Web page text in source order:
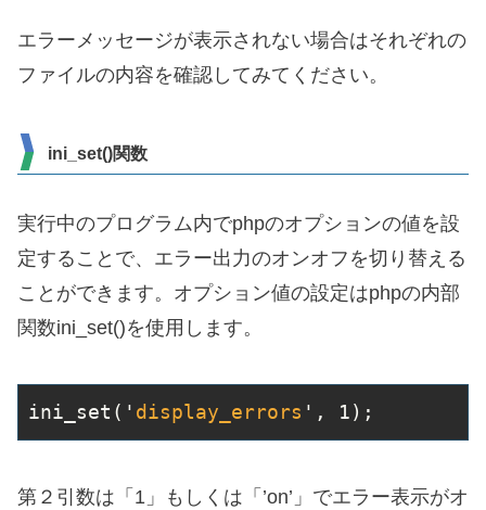
エラーメッセージが表示されない場合はそれぞれの
ファイルの内容を確認してみてください。
ini_set()関数
実行中のプログラム内でphpのオプションの値を設
定することで、エラー出力のオンオフを切り替える
ことができます。オプション値の設定はphpの内部
関数ini_set()を使用します。
ini _set(' display_errors ', 1) ;
第２引数は「1」もしくは「’on’」でエラー表示がオ